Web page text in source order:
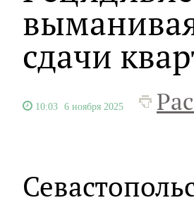
сдачи
10:03 6 ноября 2025